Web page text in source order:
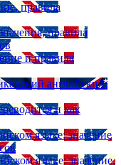
правила
правила
и правила
английский:
и как
языке: значение
языке: значение,